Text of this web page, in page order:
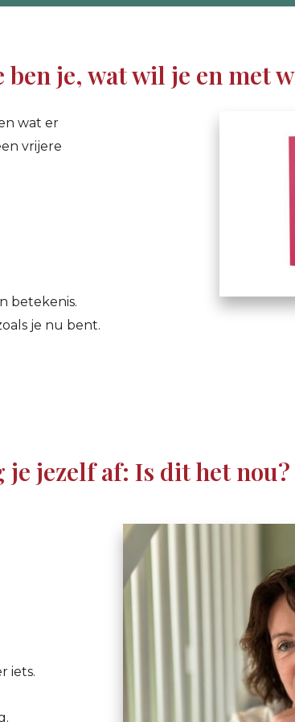
ben je, wat wil je en met
wat er
vrijere
betekenis.
je nu bent.
je jezelf af: Is dit het nou?
iets.